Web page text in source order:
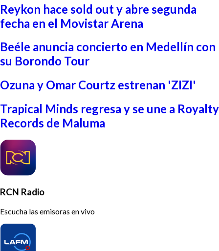
Reykon hace sold out y abre segunda
fecha en el Movistar Arena
Beéle anuncia concierto en Medellín con
su Borondo Tour
Ozuna y Omar Courtz estrenan 'ZIZI'
Trapical Minds regresa y se une a Royalty
Records de Maluma
RCN Radio
Escucha las emisoras en vivo